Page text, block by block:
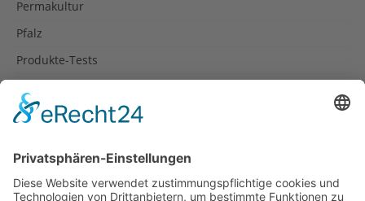
Permakultur
Pfalz
Produkte-Tests
Rezepte
Spanien
Südtirol